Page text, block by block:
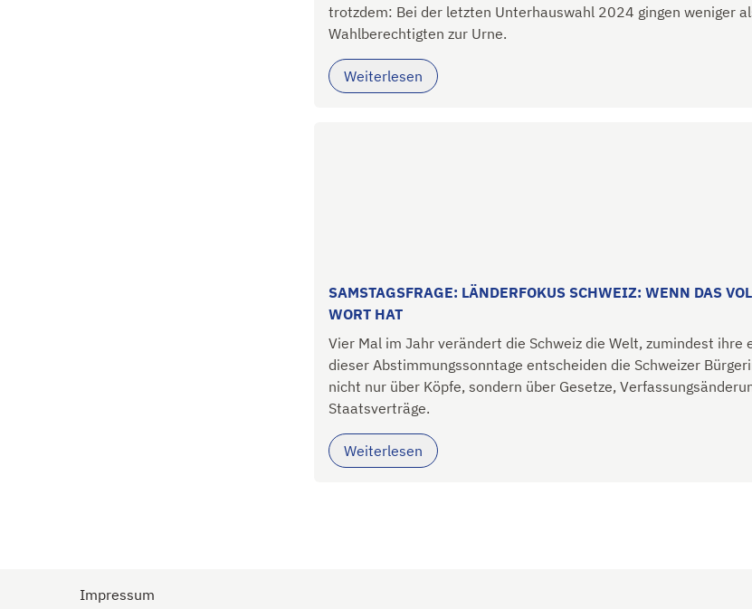
trotzdem: Bei der letzten Unterhauswahl 2024 gingen weniger
Wahlberechtigten zur Urne.
Weiterlesen
SAMSTAGSFRAGE: LÄNDERFOKUS SCHWEIZ: WENN DAS
WORT HAT
Vier Mal im Jahr verändert die Schweiz die Welt, zumindest ihre
dieser Abstimmungssonntage entscheiden die Schweizer
nicht nur über Köpfe, sondern über Gesetze,
Staatsverträge.
Weiterlesen
Impressum